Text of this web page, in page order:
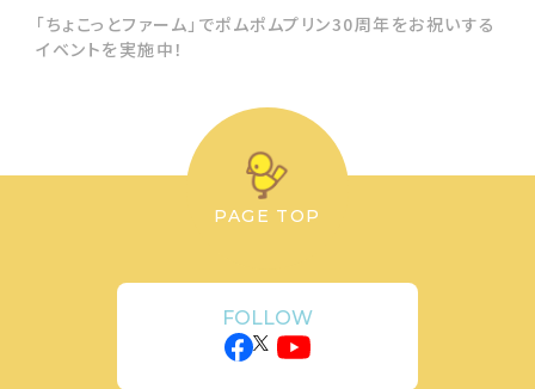
「ちょこっとファーム」でポムポムプリン30周年をお祝いする
イベントを実施中！
PAGE TOP
FOLLOW